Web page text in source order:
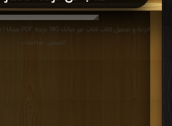
قراءة و تحميل كتاب كتاب غير حياتك 180 درجة PDF مجانا | مكتبة >
التحميل : مرة/مرات